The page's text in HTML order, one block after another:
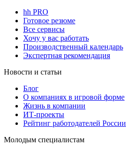
hh PRO
Готовое резюме
Все сервисы
Хочу у вас работать
Производственный календарь
Экспертная рекомендация
Новости и статьи
Блог
О компаниях в игровой форме
Жизнь в компании
ИТ-проекты
Рейтинг работодателей России
Молодым специалистам